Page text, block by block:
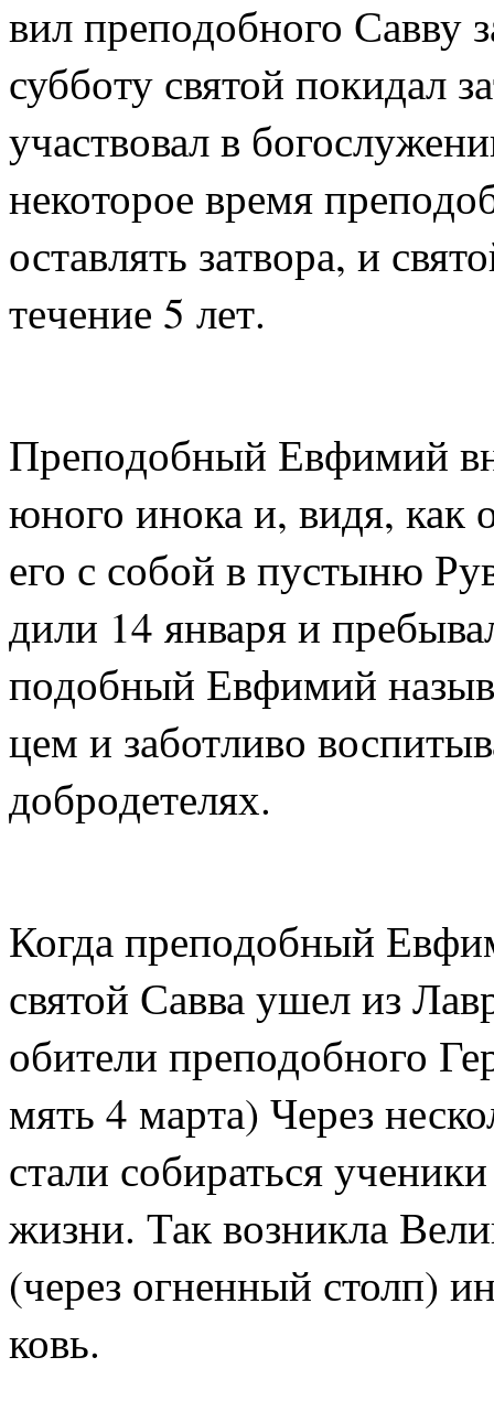
вил пре­по­доб­но­го Сав­ву
суб­бо­ту свя­той по­ки­дал
участ­во­вал в
неко­то­рое вре­мя
остав­лять за­тво­ра, и
те­че­ние 5 лет.
Пре­по­доб­ный Ев­фи­мий
юно­го ино­ка и, ви­дя, как
его с со­бой в пу­сты­ню
ди­ли 14 ян­ва­ря и
по­доб­ный Ев­фи­мий
цем и за­бот­ли­во
доб­ро­де­те­лях.
Ко­гда пре­по­доб­ный
свя­той Сав­ва ушел из
оби­те­ли пре­по­доб­но­го
мять 4 мар­та) Через
ста­ли со­би­рать­ся
жиз­ни. Так воз­ник­ла
(через ог­нен­ный столп)
ковь.